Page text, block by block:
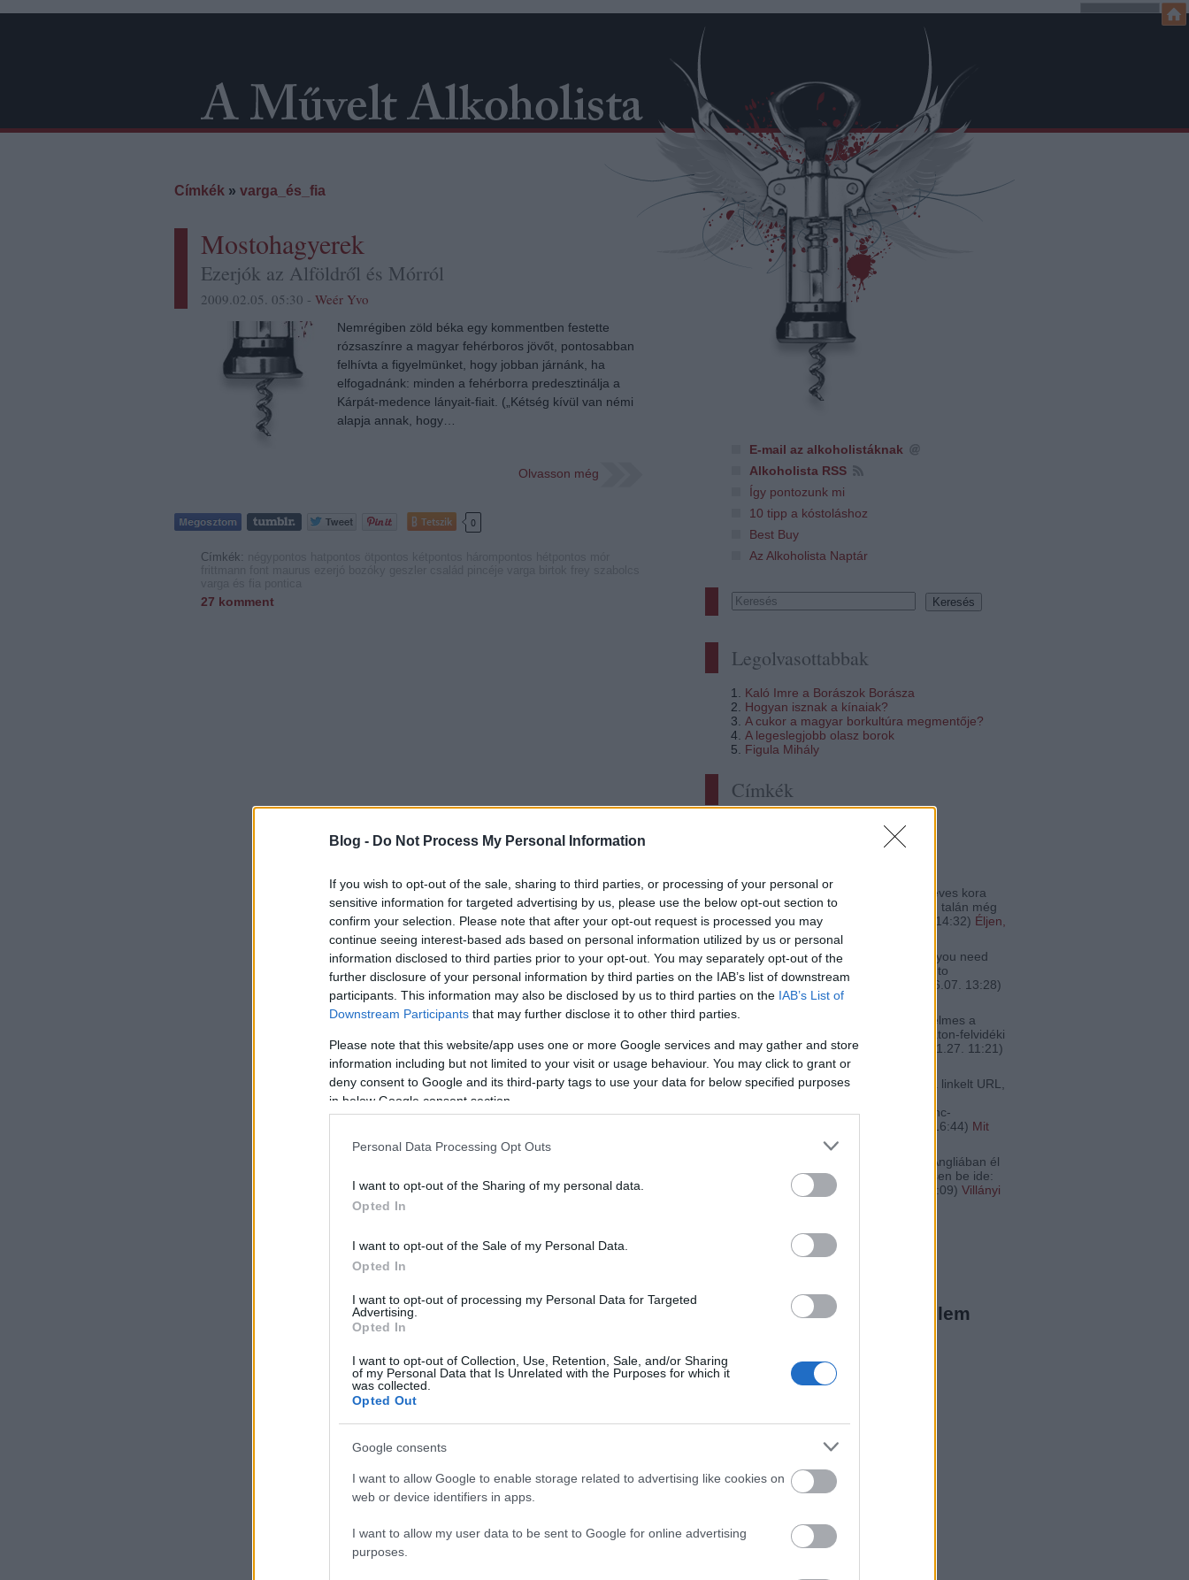
Blog - Do Not Process My Personal Information
If you wish to opt-out of the sale, sharing to third parties, or processing of your personal or
sensitive information for targeted advertising by us, please use the below opt-out section to
confirm your selection. Please note that after your opt-out request is processed you may
continue seeing interest-based ads based on personal information utilized by us or personal
information disclosed to third parties prior to your opt-out. You may separately opt-out of the
further disclosure of your personal information by third parties on the IAB’s list of downstream
participants. This information may also be disclosed by us to third parties on the IAB’s List of
Downstream Participants that may further disclose it to other third parties.
Please note that this website/app uses one or more Google services and may gather and store
information including but not limited to your visit or usage behaviour. You may click to grant or
deny consent to Google and its third-party tags to use your data for below specified purposes
in below Google consent section.
Personal Data Processing Opt Outs
I want to opt-out of the Sharing of my personal data.
Opted In
I want to opt-out of the Sale of my Personal Data.
Opted In
I want to opt-out of processing my Personal Data for Targeted
Advertising.
Opted In
I want to opt-out of Collection, Use, Retention, Sale, and/or Sharing
of my Personal Data that Is Unrelated with the Purposes for which it
was collected.
Opted Out
Google consents
I want to allow Google to enable storage related to advertising like cookies on
web or device identifiers in apps.
I want to allow my user data to be sent to Google for online advertising
purposes.
E-mail az alkoholistáknak
Alkoholista RSS
Így pontozunk mi
10 tipp a kóstoláshoz
Best Buy
Az Alkoholista Naptár
Legolvasottabbak
Kaló Imre a Borászok Borásza
Hogyan isznak a kínaiak?
A cukor a magyar borkultúra megmentője?
A legeslegjobb olasz borok
Figula Mihály
Címkék
elzee:Ma kóstoltam a bort... 19 éves kora
ellenére tökéletes állapotban van, talán még
mindig nincs a cs...
2022.12.25. 14:32) Éljen,
itt a legdrágább vörös!
Didier Pénine:@alföldimerlot: If you need
personalised Champagne just go to
sayitwithchampers.co.uk
2020.06.07. 13:28)
Rizlingek az óceánon túlról
Én most lettem szerelmes a
zweigelt-be. Itta már valaki a Balaton-felvidéki
Somodi Zsolt Borászat ...
2018.11.27. 11:21)
A világ legjobb zweigeltjei
gbsz:A lecsós kép forrása nem a linkelt URL,
www.gabojsza.hu/2007/07/kedvenc-
2017.02.21. 16:44) Mit
igyunk a lecsóhoz?
@fakanalhos: Aki pedig Angliában él
és magyar borra szomjas, az lessen be ide:
<a href="http://...
2016.01.31. 16:09) Villányi
Nincs megjeleníthető elem
Alkoholista a Facebookon
Címkék » varga_és_fia
Mostohagyerek
Ezerjók az Alföldről és Mórról
2009.02.05. 05:30 - Weér Yvo
Nemrégiben zöld béka egy kommentben festette
rózsaszínre a magyar fehérboros jövőt, pontosabban
felhívta a figyelmünket, hogy jobban járnánk, ha
elfogadnánk: minden a fehérborra predesztinálja a
Kárpát-medence lányait-fiait. („Kétség kívül van némi
alapja annak, hogy…
Olvasson még
Tetszik 0
Címkék:
27 komment